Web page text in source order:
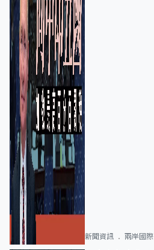
新聞資訊 兩岸國際